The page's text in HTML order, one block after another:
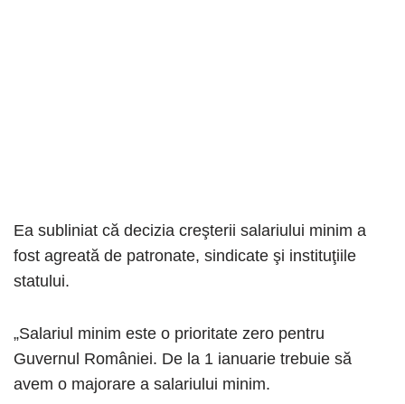
Ea subliniat că decizia creşterii salariului minim a
fost agreată de patronate, sindicate şi instituţiile
statului.
„Salariul minim este o prioritate zero pentru
Guvernul României. De la 1 ianuarie trebuie să
avem o majorare a salariului minim.